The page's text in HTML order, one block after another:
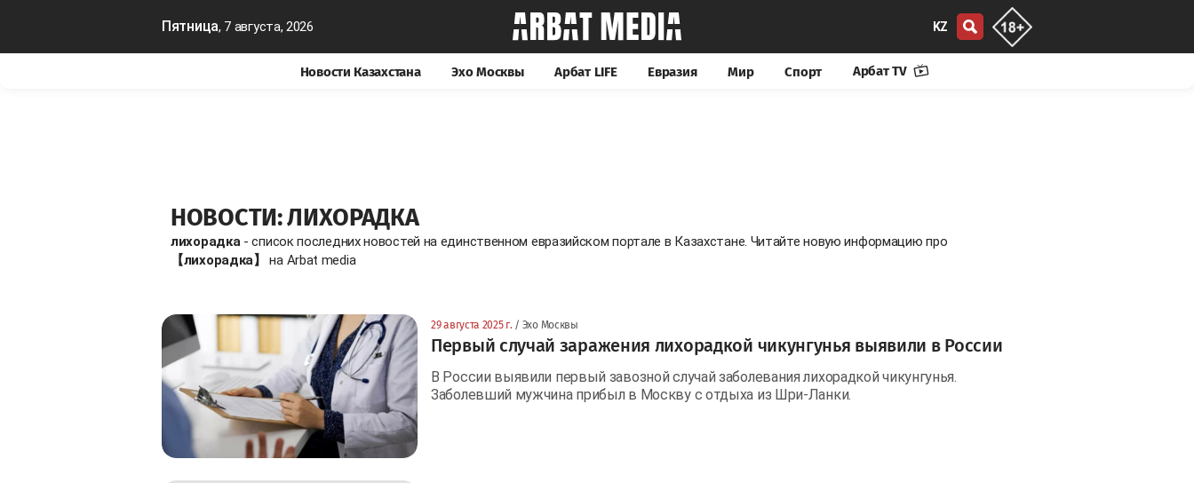
Пятница, 7 августа, 2026 KZ
Новости Казахстана Эхо Москвы Арбат LIFE Евразия Мир Спорт Арбат TV
НОВОСТИ: ЛИХОРАДКА
лихорадка - список последних новостей на единственном евразийском портале в Казахстане. Читайте новую информацию про
【лихорадка】
на Arbat media
29 августа 2025 г. / Эхо Москвы
Первый случай заражения лихорадкой чикунгунья выявили в России
В России выявили первый завозной случай заболевания лихорадкой чикунгунья.
Заболевший мужчина прибыл в Москву с отдыха из Шри-Ланки.